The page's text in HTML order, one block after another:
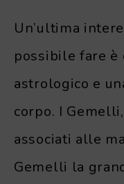
Un’ultima
possibile fare
astrologico e
corpo. I
associati alle
Gemelli la